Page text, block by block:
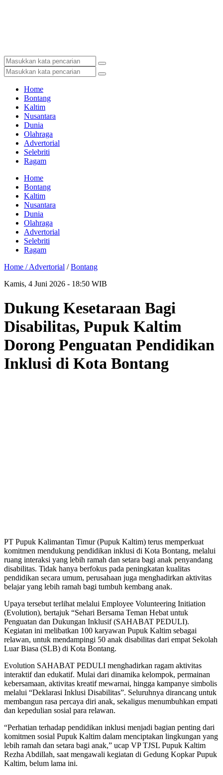
Home
Bontang
Kaltim
Nusantara
Dunia
Olahraga
Advertorial
Selebriti
Ragam
Home
Bontang
Kaltim
Nusantara
Dunia
Olahraga
Advertorial
Selebriti
Ragam
Home /Advertorial /Bontang
Kamis, 4 Juni 2026 - 18:50 WIB
Dukung Kesetaraan Bagi
Disabilitas, Pupuk Kaltim
Dorong Penguatan Pendidikan
Inklusi di Kota Bontang
PT Pupuk Kalimantan Timur (Pupuk Kaltim) terus memperkuat
komitmen mendukung pendidikan inklusi di Kota Bontang, melalui
ruang interaksi yang lebih ramah dan setara bagi anak penyandang
disabilitas. Tidak hanya berfokus pada peningkatan kualitas
pendidikan secara umum, perusahaan juga menghadirkan aktivitas
belajar yang lebih ramah bagi tumbuh kembang anak.
Upaya tersebut terlihat melalui Employee Volunteering Initiation
(Evolution), bertajuk “Sehari Bersama Teman Hebat untuk
Penguatan dan Dukungan Inklusif (SAHABAT PEDULI).
Kegiatan ini melibatkan 100 karyawan Pupuk Kaltim sebagai
relawan, untuk mendampingi 50 anak disabilitas dari empat Sekolah
Luar Biasa (SLB) di Kota Bontang.
Evolution SAHABAT PEDULI menghadirkan ragam aktivitas
interaktif dan edukatif. Mulai dari dinamika kelompok, permainan
kebersamaan, aktivitas kreatif mewarnai, hingga kampanye simbolis
melalui “Deklarasi Inklusi Disabilitas”. Seluruhnya dirancang untuk
membangun rasa percaya diri anak, sekaligus menumbuhkan empati
dan kepedulian sosial para relawan.
“Perhatian terhadap pendidikan inklusi menjadi bagian penting dari
komitmen sosial Pupuk Kaltim dalam menciptakan lingkungan yang
lebih ramah dan setara bagi anak,” ucap VP TJSL Pupuk Kaltim
Rezha Abdillah, saat mengawali kegiatan di Gedung Kopkar Pupuk
Kaltim, belum lama ini.